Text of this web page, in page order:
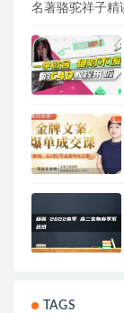
名著骆驼祥子精
TAGS